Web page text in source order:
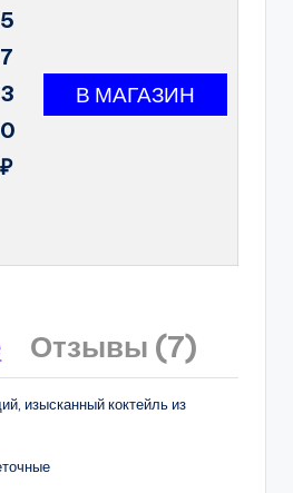
5
7
3
0
₽
Отзывы (7)
изысканный коктейль из